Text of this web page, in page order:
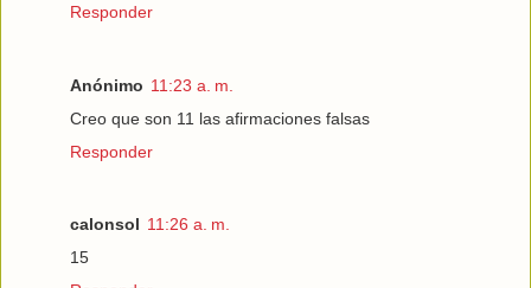
Responder
Anónimo 11:23 a. m.
Creo que son 11 las afirmaciones falsas
Responder
calonsol 11:26 a. m.
15